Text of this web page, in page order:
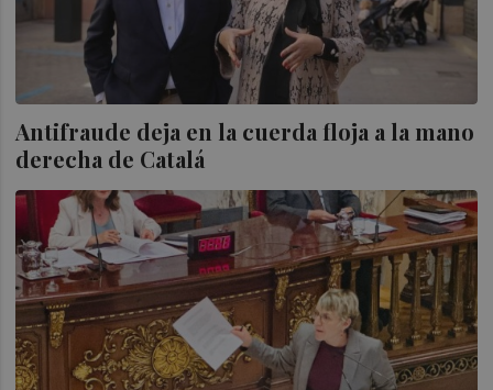
Antifraude deja en la cuerda floja a la mano
derecha de Catalá